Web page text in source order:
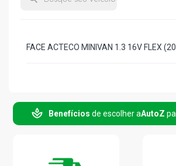
FACE ACTECO MINIVAN 1.3 16V FLEX
Benefícios de escolher aAutoZ